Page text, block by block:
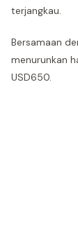
terjangkau.
Bersamaan
menurunkan
USD650.